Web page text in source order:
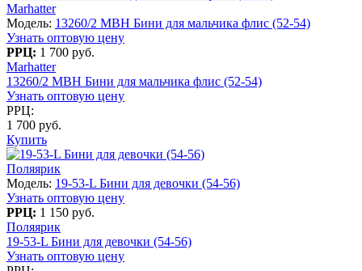
Marhatter
Модель: 13260/2 MBH Бини для мальчика флис (52-54)
Узнать оптовую цену
РРЦ: 1 700 руб.
Marhatter
13260/2 MBH Бини для мальчика флис (52-54)
Узнать оптовую цену
РРЦ:
1 700 руб.
Купить
Поляярик
Модель: 19-53-L Бини для девочки (54-56)
Узнать оптовую цену
РРЦ: 1 150 руб.
Поляярик
19-53-L Бини для девочки (54-56)
Узнать оптовую цену